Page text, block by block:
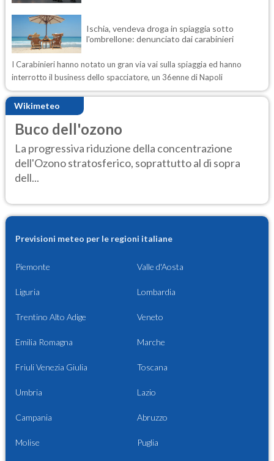
Ischia, vendeva droga in spiaggia sotto
l'ombrellone: denunciato dai carabinieri
I Carabinieri hanno notato un gran via vai sulla spiaggia ed hanno
interrotto il business dello spacciatore, un 36enne di Napoli
Wikimeteo
Buco dell'ozono
La progressiva riduzione della concentrazione
dell'Ozono stratosferico, soprattutto al di sopra
dell...
Previsioni meteo per le regioni italiane
Piemonte Valle d'Aosta
Liguria Lombardia
Trentino Alto Adige Veneto
Emilia Romagna Marche
Friuli Venezia Giulia Toscana
Umbria Lazio
Campania Abruzzo
Molise Puglia